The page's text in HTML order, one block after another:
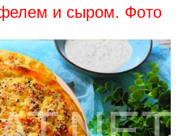
и сыром. Фото